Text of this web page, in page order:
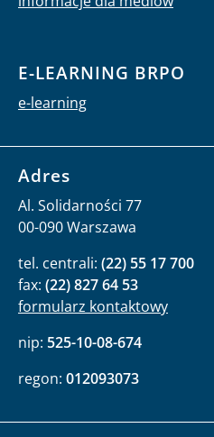
E-LEARNING BRPO
e-learning
Adres
Al. Solidarności 77
00-090 Warszawa
tel. centrali: (22) 55 17 700
fax: (22) 827 64 53
formularz kontaktowy
nip: 525-10-08-674
regon: 012093073